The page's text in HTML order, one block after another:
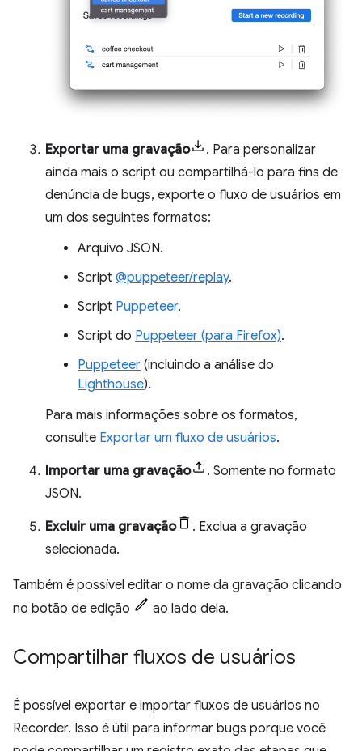
Exportar uma gravação
. Para personalizar
ainda mais o script ou compartilhá-lo para fins de
denúncia de bugs, exporte o fluxo de usuários em
um dos seguintes formatos:
Arquivo JSON.
Script @puppeteer/replay.
Script Puppeteer.
Script do Puppeteer (para Firefox).
Puppeteer (incluindo a análise do
Lighthouse).
Para mais informações sobre os formatos,
consulte Exportar um fluxo de usuários.
Importar uma gravação
. Somente no formato
JSON.
Excluir uma gravação
. Exclua a gravação
selecionada.
Também é possível editar o nome da gravação clicando
no botão de edição
ao lado dela.
Compartilhar fluxos de usuários
É possível exportar e importar fluxos de usuários no
Recorder. Isso é útil para informar bugs porque você